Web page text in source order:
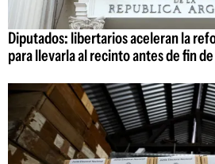
Diputados: libertarios aceleran la
para llevarla al recinto antes de fin